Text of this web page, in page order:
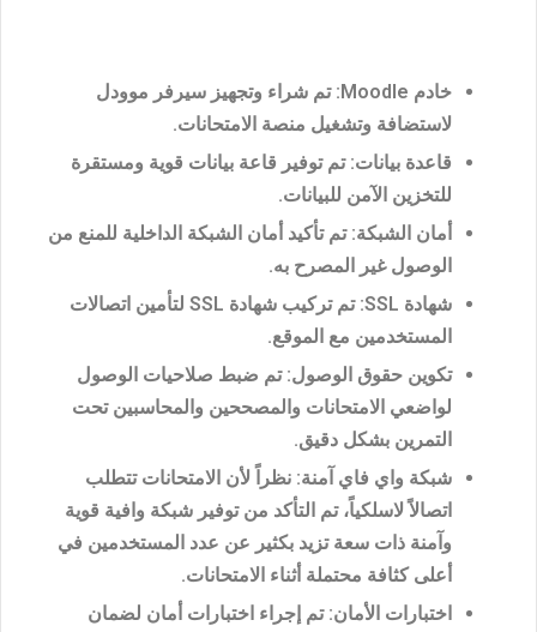
خادم Moodle
: تم شراء وتجهيز سيرفر موودل
لاستضافة وتشغيل منصة الامتحانات.
قاعدة بيانات: تم توفير قاعة بيانات قوية ومستقرة
للتخزين الآمن للبيانات.
أمان الشبكة: تم تأكيد أمان الشبكة الداخلية للمنع من
الوصول غير المصرح به.
شهادة SSL
: تم تركيب شهادة SSL لتأمين اتصالات
المستخدمين مع الموقع.
تكوين حقوق الوصول: تم ضبط صلاحيات الوصول
لواضعي الامتحانات والمصححين والمحاسبين تحت
التمرين بشكل دقيق.
شبكة واي فاي آمنة: نظراً لأن الامتحانات تتطلب
اتصالاً لاسلكياً، تم التأكد من توفير شبكة وافية قوية
وآمنة ذات سعة تزيد بكثير عن عدد المستخدمين في
أعلى كثافة محتملة أثناء الامتحانات.
اختبارات الأمان: تم إجراء اختبارات أمان لضمان